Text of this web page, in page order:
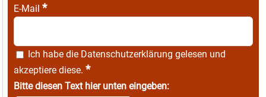
E-Mail *
Ich habe die Datenschutzerklärung gelesen und
akzeptiere diese. *
Bitte diesen Text hier unten eingeben: